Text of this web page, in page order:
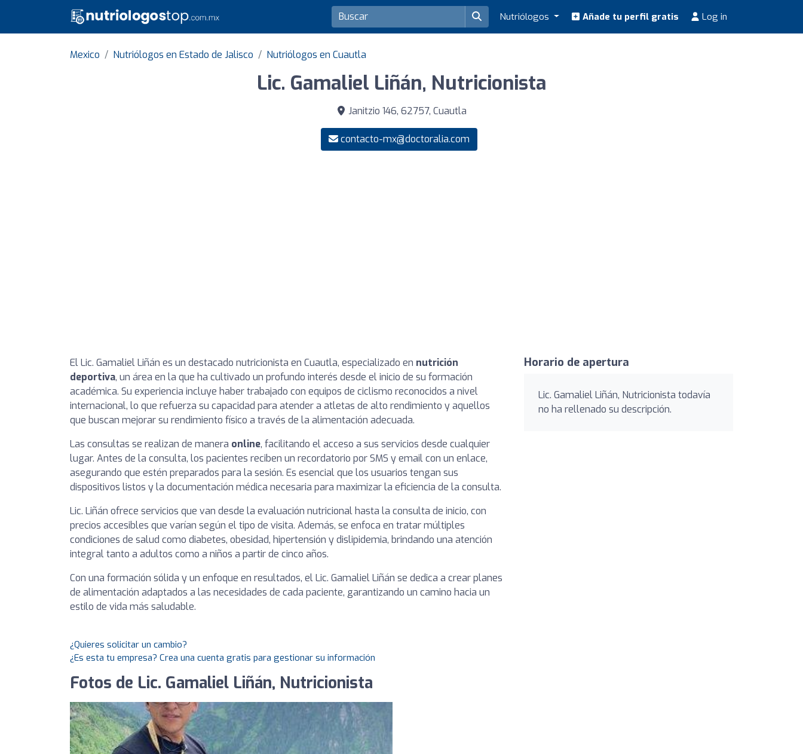
Nutriólogos Añade tu perfil gratis Log in
Mexico Nutriólogos en Estado de Jalisco Nutriólogos en Cuautla
Lic. Gamaliel Liñán, Nutricionista
Janitzio 146, 62757, Cuautla
contacto-mx@doctoralia.com
El Lic. Gamaliel Liñán es un destacado nutricionista en Cuautla, especializado en nutrición
deportiva, un área en la que ha cultivado un profundo interés desde el inicio de su formación
académica. Su experiencia incluye haber trabajado con equipos de ciclismo reconocidos a nivel
internacional, lo que refuerza su capacidad para atender a atletas de alto rendimiento y aquellos
que buscan mejorar su rendimiento físico a través de la alimentación adecuada.
Las consultas se realizan de manera online, facilitando el acceso a sus servicios desde cualquier
lugar. Antes de la consulta, los pacientes reciben un recordatorio por SMS y email con un enlace,
asegurando que estén preparados para la sesión. Es esencial que los usuarios tengan sus
dispositivos listos y la documentación médica necesaria para maximizar la eficiencia de la consulta.
Lic. Liñán ofrece servicios que van desde la evaluación nutricional hasta la consulta de inicio, con
precios accesibles que varían según el tipo de visita. Además, se enfoca en tratar múltiples
condiciones de salud como diabetes, obesidad, hipertensión y dislipidemia, brindando una atención
integral tanto a adultos como a niños a partir de cinco años.
Con una formación sólida y un enfoque en resultados, el Lic. Gamaliel Liñán se dedica a crear planes
de alimentación adaptados a las necesidades de cada paciente, garantizando un camino hacia un
estilo de vida más saludable.
Horario de apertura
Lic. Gamaliel Liñán, Nutricionista todavía
no ha rellenado su descripción.
¿Quieres solicitar un cambio?
¿Es esta tu empresa? Crea una cuenta gratis para gestionar su información
Fotos de Lic. Gamaliel Liñán, Nutricionista